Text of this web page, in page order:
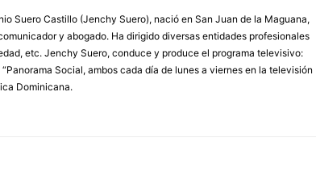
Suero Castillo (Jenchy Suero), nació en San Juan de la Maguana,
y abogado. Ha dirigido diversas entidades profesionales
etc. Jenchy Suero, conduce y produce el programa televisivo:
Social, ambos cada día de lunes a viernes en la televisión
Dominicana.